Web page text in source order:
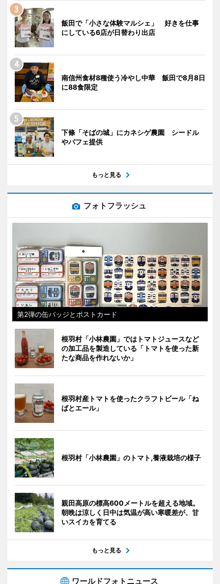
飯田で「小さな体験マルシェ」 好きを仕事
にしている6店が日替わり出店
南信州食材8種使う冷やし中華 飯田で8月8日
に88食限定
下條「そばの城」にカネシゲ農園 シードル
やパフェ提供
もっと見る
フォトフラッシュ
第2弾の缶バッジとポストカード
根羽村「小林農園」ではトマトジュースなど
の加工品を製造している「トマトを使った新
たな商品を作れないか」
根羽村産トマトを使ったクラフトビール「ね
ばとエール」
根羽村「小林農園」のトマト,養液栽培の様子
親田高原の標高600メートルを超える地域。
朝晩は涼しく日中は気温が高い寒暖差が、甘
いスイカを育てる
もっと見る
ワールドフォトニュース